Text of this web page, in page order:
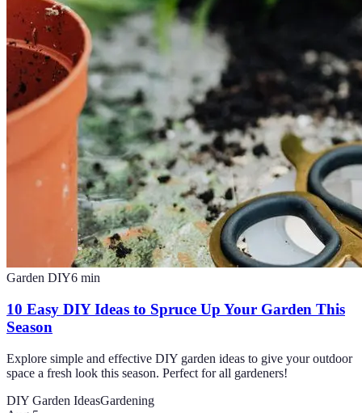
Garden DIY6 min
10 Easy DIY Ideas to Spruce Up Your Garden This
Season
Explore simple and effective DIY garden ideas to give your outdoor
space a fresh look this season. Perfect for all gardeners!
DIY Garden IdeasGardening